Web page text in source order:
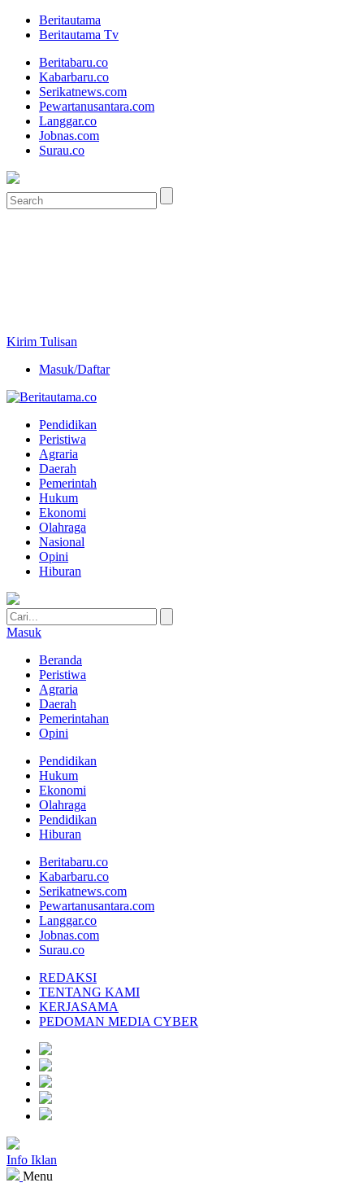
Beritautama
Beritautama Tv
Beritabaru.co
Kabarbaru.co
Serikatnews.com
Pewartanusantara.com
Langgar.co
Jobnas.com
Surau.co
Kirim Tulisan
Masuk/Daftar
Pendidikan
Peristiwa
Agraria
Daerah
Pemerintah
Hukum
Ekonomi
Olahraga
Nasional
Opini
Hiburan
Masuk
Beranda
Peristiwa
Agraria
Daerah
Pemerintahan
Opini
Pendidikan
Hukum
Ekonomi
Olahraga
Pendidikan
Hiburan
Beritabaru.co
Kabarbaru.co
Serikatnews.com
Pewartanusantara.com
Langgar.co
Jobnas.com
Surau.co
REDAKSI
TENTANG KAMI
KERJASAMA
PEDOMAN MEDIA CYBER
Info Iklan
Menu